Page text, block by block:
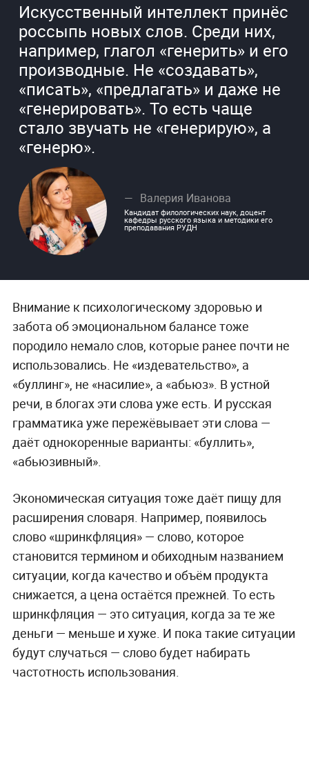
Искусственный интеллект принёс
россыпь новых слов. Среди них,
например, глагол «генерить» и его
производные. Не «создавать»,
«писать», «предлагать» и даже не
«генерировать». То есть чаще
стало звучать не «генерирую», а
«генерю».
Валерия Иванова
Кандидат филологических наук, доцент
кафедры русского языка и методики его
преподавания РУДН
Внимание к психологическому здоровью и
забота об эмоциональном балансе тоже
породило немало слов, которые ранее почти не
использовались. Не «издевательство», а
«буллинг», не «насилие», а «абьюз». В устной
речи, в блогах эти слова уже есть. И русская
грамматика уже пережёвывает эти слова —
даёт однокоренные варианты: «буллить»,
«абьюзивный».
Экономическая ситуация тоже даёт пищу для
расширения словаря. Например, появилось
слово «шринкфляция» — слово, которое
становится термином и обиходным названием
ситуации, когда качество и объём продукта
снижается, а цена остаётся прежней. То есть
шринкфляция — это ситуация, когда за те же
деньги — меньше и хуже. И пока такие ситуации
будут случаться — слово будет набирать
частотность использования.